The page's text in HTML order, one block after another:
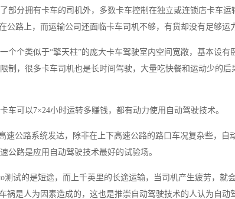
部分拥有卡车的司机外，多数卡车控制在独立或连锁店卡车运
路上，而运输公司还面临卡车司机不够，有货却没有足够运
个个类似于“擎天柱”的庞大卡车驾驶室内空间宽敞，基本设有
制，很多卡车司机也是长时间驾驶，大量吃快餐和运动少的后
车可以7×24小时运转多赚钱，都有动力使用自动驾驶技术。
速公路系统发达，除非在上下高速公路的路口车况复杂些，自
公路是应用自动驾驶技术最好的试验场。
测试的是短途，而上千英里的长途运输，当司机产生疲劳，就
祸是人为因素造成的，这也是推崇自动驾驶技术的人认为自动